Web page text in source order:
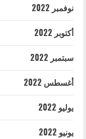
نوفمبر 2022
أكتوبر 2022
سبتمبر 2022
أغسطس 2022
يوليو 2022
يونيو 2022